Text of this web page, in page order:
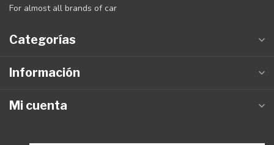
For almost all brands of car
Categorías
Información
Mi cuenta